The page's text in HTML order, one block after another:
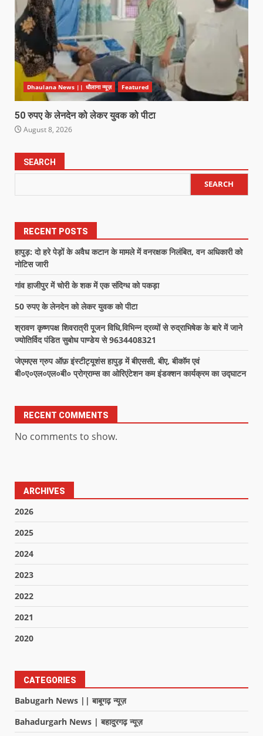
Dhaulana News || धौलाना न्यूज़ Featured
50 रुपए के लेनदेन को लेकर युवक को पीटा
August 8, 2026
SEARCH
SEARCH
RECENT POSTS
हापुड़: दो हरे पेड़ों के अवैध कटान के मामले में वनरक्षक निलंबित, वन अधिकारी को
नोटिस जारी
गांव हाजीपुर में चोरी के शक में एक संदिग्ध को पकड़ा
50 रुपए के लेनदेन को लेकर युवक को पीटा
श्रावण कृष्णपक्ष शिवरात्री पूजन विधि,विभिन्न द्रव्यों से रुद्राभिषेक के बारे में जाने
ज्योतिर्विद पंडित सुबोध पाण्डेय से 9634408321
जेएमएस ग्रुप ऑफ़ इंस्टीट्यूशंस हापुड़ में बीएससी, बीए, बीकॉम एवं
बी०ए०एल०एल०बी० प्रोग्राम्स का ओरिएंटेशन कम इंडक्शन कार्यक्रम का उद्घाटन
RECENT COMMENTS
No comments to show.
ARCHIVES
2026
2025
2024
2023
2022
2021
2020
CATEGORIES
Babugarh News || बाबूगढ़ न्यूज़
Bahadurgarh News | बहादुरगढ़ न्यूज़